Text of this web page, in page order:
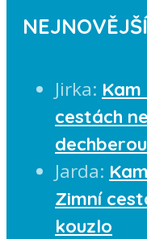
Jirka: Kam
cestách
Jarda:
Zimní
kouzlo